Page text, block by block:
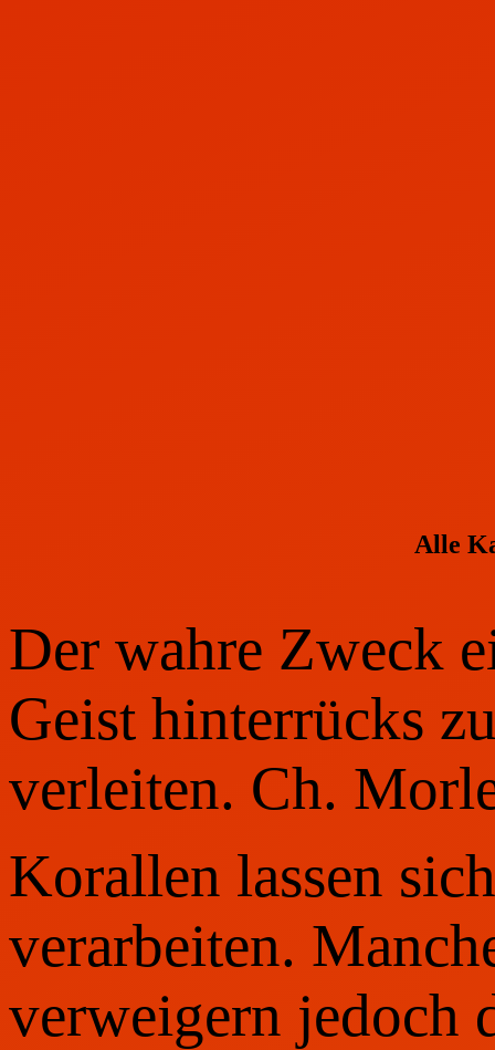
Alle
Der wahre Zweck
Geist hinterrücks
verleiten. Ch.
Korallen lassen
verarbeiten.
verweigern jedoch